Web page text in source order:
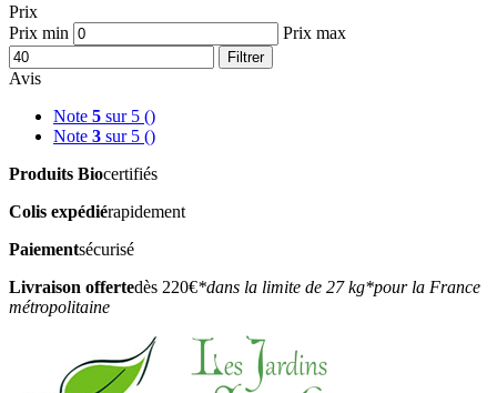
Prix
Prix min
Prix max
Filtrer
Avis
Note 5 sur 5 ()
Note 3 sur 5 ()
Produits Biocertifiés
Colis expédiérapidement
Paiementsécurisé
Livraison offertedès 220€*dans la limite de 27 kg*pour la France
métropolitaine